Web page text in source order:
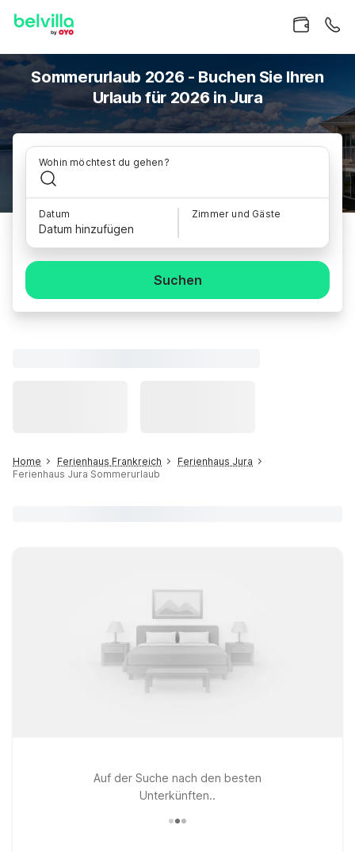
Sommerurlaub 2026 - Buchen Sie Ihren
Urlaub für 2026 in Jura
Wohin möchtest du gehen?
Datum
Datum hinzufügen
Zimmer und Gäste
Suchen
Home Ferienhaus Frankreich
Ferienhaus Jura
Ferienhaus Jura Sommerurlaub
Auf der Suche nach den besten
Unterkünften..